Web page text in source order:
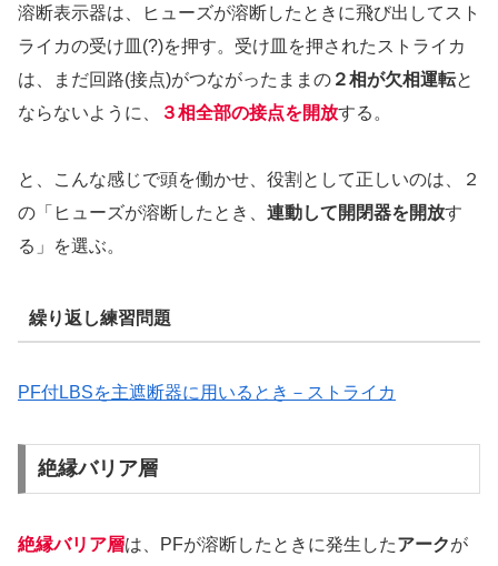
溶断表示器は、ヒューズが溶断したときに飛び出してスト
ライカの受け皿(?)を押す。受け皿を押されたストライカ
は、まだ回路(接点)がつながったままの ２相が欠相運転と
ならないように、
３相全部の接点を開放する。
と、こんな感じで頭を働かせ、役割として正しいのは、２
の「ヒューズが溶断したとき、 連動して開閉器を開放す
る」を選ぶ。
繰り返し練習問題
PF付LBSを主遮断器に用いるとき－ストライカ
絶縁バリア層
絶縁バリア層は、PFが溶断したときに発生したアークが